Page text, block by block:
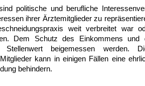
politische und berufliche
ihrer Ärztemitglieder zu
weit verbreitet
Dem Schutz des Einkommens
Stellenwert beigemessen werden.
kann in einigen Fällen eine
behindern.